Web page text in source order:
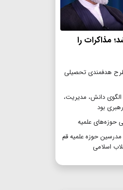
مذاکرات را
طرح هدفمندی تحصیلی
دانش، مدیریت،
بود
حوزه علمیه قم
اسلامی